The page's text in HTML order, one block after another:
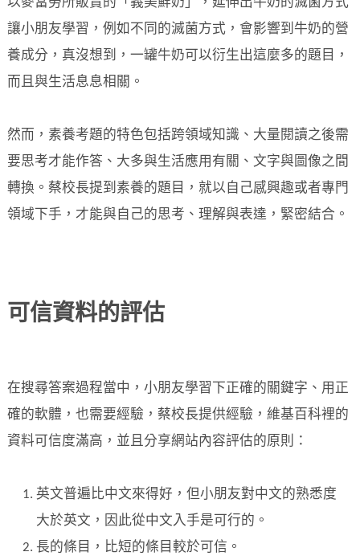
讓小朋友學習，例如不同的滅菌方式，會影響到牛奶的營
養成分，真沒想到，一罐牛奶可以衍生出這麼多的題目，
而且與生活息息相關。
然而，素養考題的特色包括跨領域知識、大量閱讀之後需
要思考才能作答、大多與生活應用有關、文字與圖像之間
轉換。蔡校長提到素養的題目，就以自己感興趣或者專門
領域下手，才能與自己的思考、理解與表達，緊密結合。
可信資料的評估
在搜尋答案過程當中，小朋友學習下正確的關鍵字、用正
確的軟體，也需要經驗，蔡校長提供經驗，維基百科裡的
資料可信度滿高，並且分享網站內容評估的原則：
英文普遍比中文來得好，但小朋友對中文的熟悉度
大於英文，因此從中文入手是可行的。
長的條目，比短的條目較於可信。